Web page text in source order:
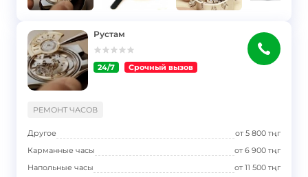
Рустам
24/7 Срочный вызов
РЕМОНТ ЧАСОВ
Другое от5 800 тңг
Карманные часы
от6 900 тңг
Напольные часы
от11 500 тңг